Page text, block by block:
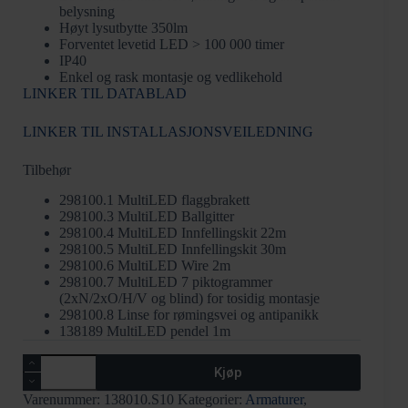
belysning
Høyt lysutbytte 350lm
Forventet levetid LED > 100 000 timer
IP40
Enkel og rask montasje og vedlikehold
LINKER TIL DATABLAD
LINKER TIL INSTALLASJONSVEILEDNING
Tilbehør
298100.1 MultiLED flaggbrakett
298100.3 MultiLED Ballgitter
298100.4 MultiLED Innfellingskit 22m
298100.5 MultiLED Innfellingskit 30m
298100.6 MultiLED Wire 2m
298100.7 MultiLED 7 piktogrammer
(2xN/2xO/H/V og blind) for tosidig montasje
298100.8 Linse for rømingsvei og antipanikk
138189 MultiLED pendel 1m
MultiLED
PRO
Combi
Kjøp
Varenummer: 138010.S10 Kategorier: Armaturer,